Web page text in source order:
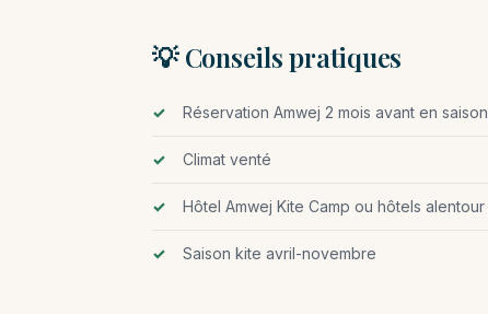
💡 Conseils pratiques
Réservation Amwej 2 mois avant en saison
Climat venté
Hôtel Amwej Kite Camp ou hôtels alentour
Saison kite avril-novembre